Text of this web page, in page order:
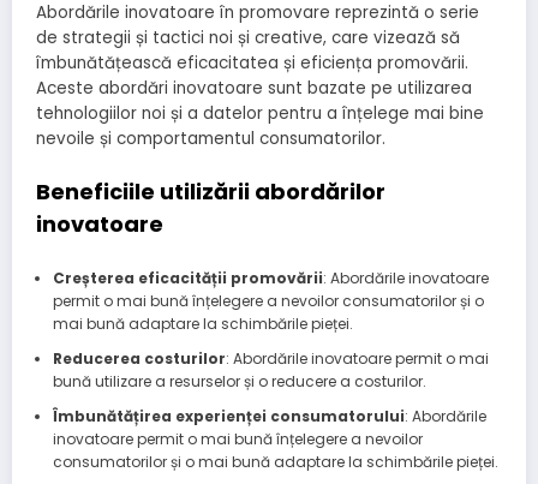
Abordările inovatoare în promovare reprezintă o serie
de strategii și tactici noi și creative, care vizează să
îmbunătățească eficacitatea și eficiența promovării.
Aceste abordări inovatoare sunt bazate pe utilizarea
tehnologiilor noi și a datelor pentru a înțelege mai bine
nevoile și comportamentul consumatorilor.
Beneficiile utilizării abordărilor
inovatoare
Creșterea eficacității promovării: Abordările inovatoare
permit o mai bună înțelegere a nevoilor consumatorilor și o
mai bună adaptare la schimbările pieței.
Reducerea costurilor: Abordările inovatoare permit o mai
bună utilizare a resurselor și o reducere a costurilor.
Îmbunătățirea experienței consumatorului: Abordările
inovatoare permit o mai bună înțelegere a nevoilor
consumatorilor și o mai bună adaptare la schimbările pieței.